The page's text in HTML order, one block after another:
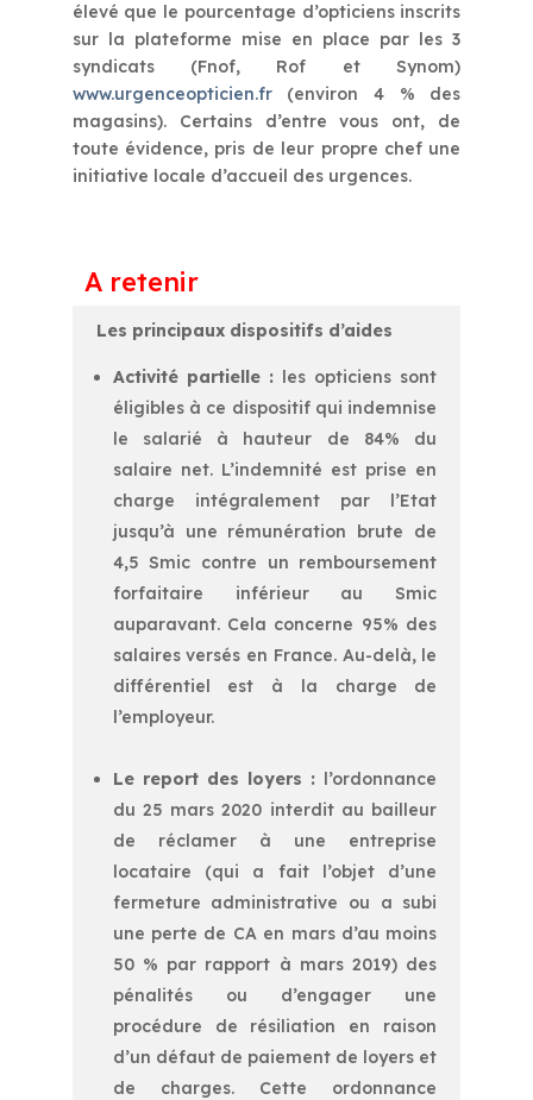
élevé que le pourcentage d’opticiens inscrits
sur la plateforme mise en place par les 3
syndicats (Fnof, Rof et Synom)
www.urgenceopticien.fr(environ 4 % des
magasins). Certains d’entre vous ont, de
toute évidence, pris de leur propre chef une
initiative locale d’accueil des urgences.
A retenir
Les principaux dispositifs d’aides
Activité partielle :les opticiens sont
éligibles à ce dispositif qui indemnise
le salarié à hauteur de 84% du
salaire net. L’indemnité est prise en
charge intégralement par l’Etat
jusqu’à une rémunération brute de
4,5 Smic contre un remboursement
forfaitaire inférieur au Smic
auparavant. Cela concerne 95% des
salaires versés en France. Au-delà, le
différentiel est à la charge de
l’employeur.
Le report des loyers : l’ordonnance
du 25 mars 2020 interdit au bailleur
de réclamer à une entreprise
locataire (qui a fait l’objet d’une
fermeture administrative ou a subi
une perte de CA en mars d’au moins
50 % par rapport à mars 2019) des
pénalités ou d’engager une
procédure de résiliation en raison
d’un défaut de paiement de loyers et
de charges. Cette ordonnance